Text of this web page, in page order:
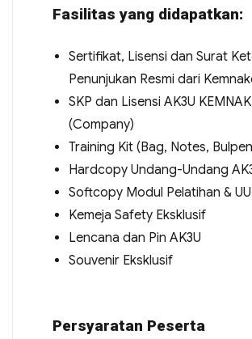
Fasilitas yang didapatkan:
Sertifikat, Lisensi dan Surat
Penunjukan Resmi dari
SKP dan Lisensi AK3U
(Company)
Training Kit (Bag, Notes,
Hardcopy Undang-Undang
Softcopy Modul Pelatihan & UU
Kemeja Safety Eksklusif
Lencana dan Pin AK3U
Souvenir Eksklusif
Persyaratan Peserta